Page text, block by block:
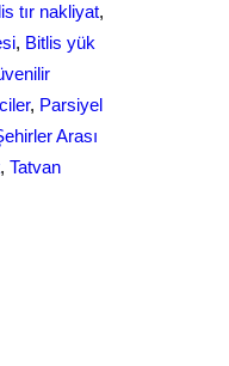
tır nakliyat
, Bitlis yük
, Parsiyel
Arası
, Tatvan